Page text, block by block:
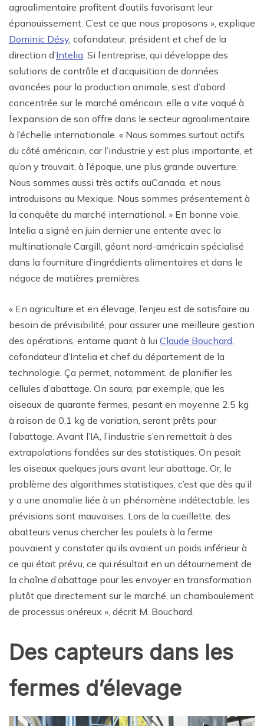
agroalimentaire profitent d’outils favorisant leur
épanouissement. C’est ce que nous proposons », explique
Dominic Désy , cofondateur, président et chef de la
direction d’Intelia . Si l’entreprise, qui développe des
solutions de contrôle et d’acquisition de données
avancées pour la production animale, s’est d’abord
concentrée sur le marché américain, elle a vite vaqué à
l’expansion de son offre dans le secteur agroalimentaire
à l’échelle internationale. « Nous sommes surtout actifs
du côté américain, car l’industrie y est plus importante, et
qu’on y trouvait, à l’époque, une plus grande ouverture.
Nous sommes aussi très actifs auCanada, et nous
introduisons au Mexique. Nous sommes présentement à
la conquête du marché international. » En bonne voie,
Intelia a signé en juin dernier une entente avec la
multinationale Cargill, géant nord-américain spécialisé
dans la fourniture d’ingrédients alimentaires et dans le
négoce de matières premières.
« En agriculture et en élevage, l’enjeu est de satisfaire au
besoin de prévisibilité, pour assurer une meilleure gestion
des opérations, entame quant à lui Claude Bouchard
cofondateur d’Intelia et chef du département de la
technologie. Ça permet, notamment, de planifier les
cellules d’abattage. On saura, par exemple, que les
oiseaux de quarante fermes, pesant en moyenne 2,5 kg
à raison de 0,1 kg de variation, seront prêts pour
l’abattage. Avant l’IA, l’industrie s’en remettait à des
extrapolations fondées sur des statistiques. On pesait
les oiseaux quelques jours avant leur abattage. Or, le
problème des algorithmes statistiques, c’est que dès qu’il
y a une anomalie liée à un phénomène indétectable, les
prévisions sont mauvaises. Lors de la cueillette, des
abatteurs venus chercher les poulets à la ferme
pouvaient y constater qu’ils avaient un poids inférieur à
ce qui était prévu, ce qui résultait en un détournement de
la chaîne d’abattage pour les envoyer en transformation
plutôt que directement sur le marché, un chamboulement
de processus onéreux », décrit M. Bouchard.
Des capteurs dans les
fermes d’élevage